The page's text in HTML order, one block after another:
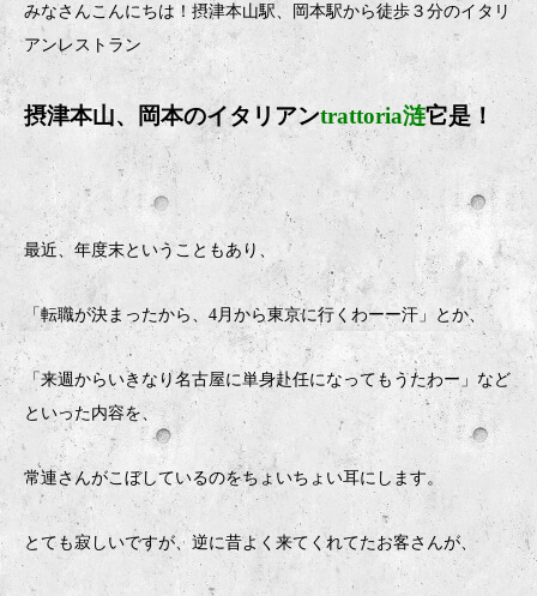
みなさんこんにちは！摂津本山駅、岡本駅から徒歩３分のイタリ
アンレストラン
摂津本山、岡本のイタリアンtrattoria涟它是！
最近、年度末ということもあり、
「転職が決まったから、4月から東京に行くわーー汗」とか、
「来週からいきなり名古屋に単身赴任になってもうたわー」など
といった内容を、
常連さんがこぼしているのをちょいちょい耳にします。
とても寂しいですが、逆に昔よく来てくれてたお客さんが、